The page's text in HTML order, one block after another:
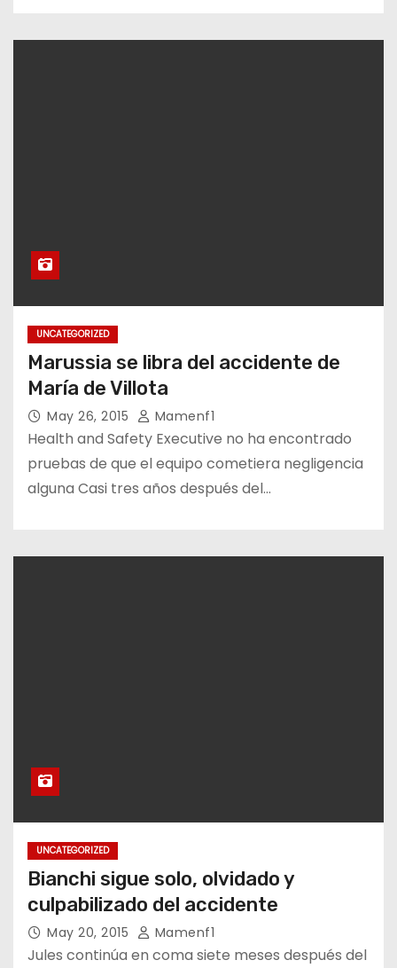
UNCATEGORIZED
Marussia se libra del accidente de
María de Villota
May 26, 2015 Mamenf1
Health and Safety Executive no ha encontrado
pruebas de que el equipo cometiera negligencia
alguna Casi tres años después del…
UNCATEGORIZED
Bianchi sigue solo, olvidado y
culpabilizado del accidente
May 20, 2015 Mamenf1
Jules continúa en coma siete meses después del